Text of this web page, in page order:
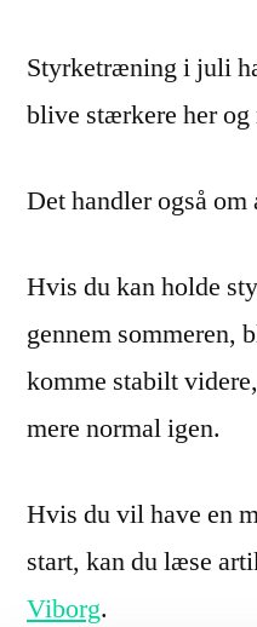
Styrketræning i juli
blive stærkere her og
Det handler også om
Hvis du kan holde
gennem sommeren,
komme stabilt
mere normal igen.
Hvis du vil have en
start, kan du læse
Viborg.